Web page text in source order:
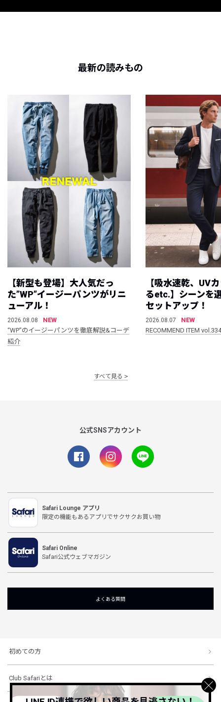
最新の読みもの
【新型も登場】大人気だっ
た”WP”イージーパンツがリニ
ューアル！
2026.08.08
NEW
“WP”のイージーパンツを徹底解説&コーデ
紹介
【吸水速乾、UV
るetc.】シーンを
セットアップ！
2026.08.07
NEW
RECOMMEND ITEM vol.334
すべて見る
公式SNSアカウント
Safari Lounge アプリ
限定の機能もあるアプリでサクサクお買い物
Safari Online
Safari公式ウェブマガジン
よくある質問
初めての方
Club Safariとは